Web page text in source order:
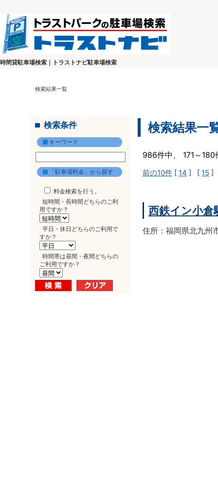
時間貸駐車場検索｜トラストナビ駐車場検索
検索結果一覧
検索条件
キーワード
「駐車場料金」から探す
料金検索を行う。
短時間・長時間どちらのご利
用ですか？
平日・休日どちらのご利用で
すか？
時間帯は昼間・夜間どちらの
ご利用ですか？
検索結果一
986件中、 171～
前の10件 [ 14 ] [ 15 ]
西鉄イン小倉
住所：福岡県北九州